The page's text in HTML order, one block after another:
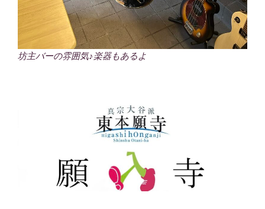
坊主バーの雰囲気♪楽器もあるよ